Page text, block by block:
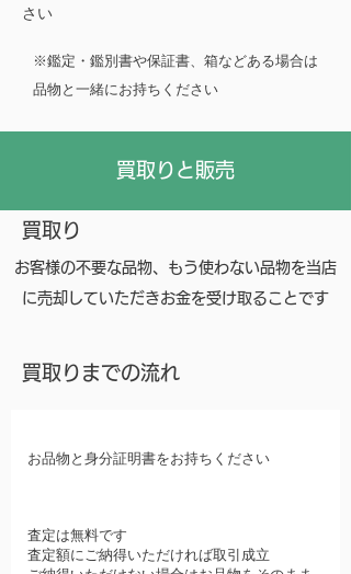
さい
※鑑定・鑑別書や保証書、箱などある場合は
品物と一緒にお持ちください
買取りと販売
買取り
お客様の不要な品物、もう使わない品物を当店
に売却していただきお金を受け取ることです
買取りまでの流れ
お品物と身分証明書をお持ちください
査定は無料です
査定額にご納得いただければ取引成立